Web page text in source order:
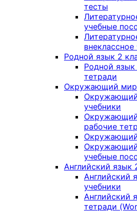
тесты
учебные
внеклассное
Родной язык 2
Родной
тетради
Окружающий мир
учебники
рабочие
учебные
Английский язык
Английский
учебники
Английский
тетради